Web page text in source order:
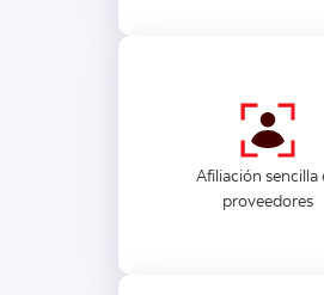
Afiliación sencilla
proveedores
Ofrecemos un
sin complicaciones
aliados